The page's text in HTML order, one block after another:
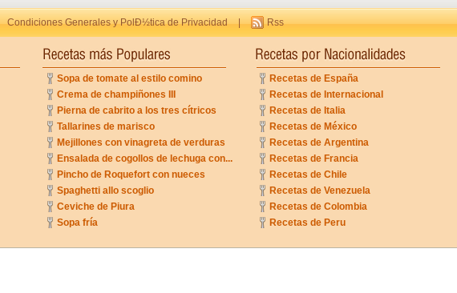
Condiciones Generales y PolÐ½tica de Privacidad | Rss
Sopa de tomate al estilo comino
Crema de champiñones III
Pierna de cabrito a los tres cítricos
Tallarines de marisco
Mejillones con vinagreta de verduras
Ensalada de cogollos de lechuga con...
Pincho de Roquefort con nueces
Spaghetti allo scoglio
Ceviche de Piura
Sopa fría
Recetas de España
Recetas de Internacional
Recetas de Italia
Recetas de México
Recetas de Argentina
Recetas de Francia
Recetas de Chile
Recetas de Venezuela
Recetas de Colombia
Recetas de Peru